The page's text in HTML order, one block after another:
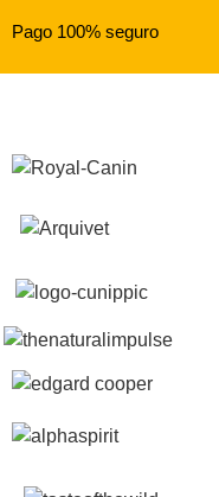
Pago 100% seguro